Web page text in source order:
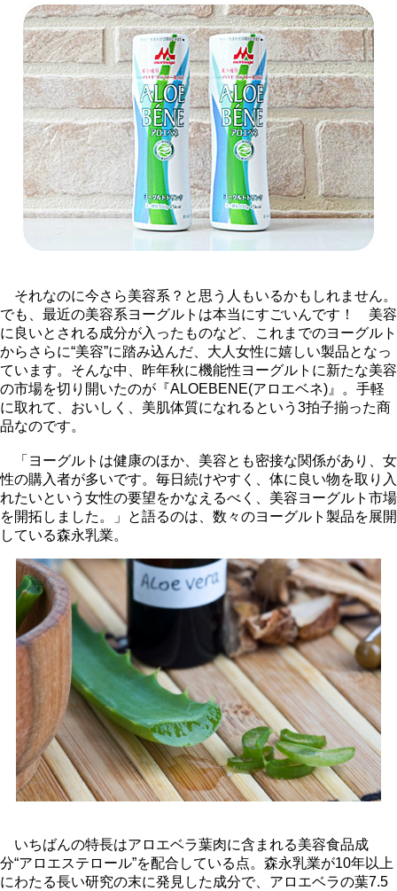
それなのに今さら美容系？と思う人もいるかもしれません。
でも、最近の美容系ヨーグルトは本当にすごいんです！ 美容
に良いとされる成分が入ったものなど、これまでのヨーグルト
からさらに“美容”に踏み込んだ、大人女性に嬉しい製品となっ
ています。そんな中、昨年秋に機能性ヨーグルトに新たな美容
の市場を切り開いたのが『ALOEBENE(アロエベネ)』。手軽
に取れて、おいしく、美肌体質になれるという3拍子揃った商
品なのです。
「ヨーグルトは健康のほか、美容とも密接な関係があり、女
性の購入者が多いです。毎日続けやすく、体に良い物を取り入
れたいという女性の要望をかなえるべく、美容ヨーグルト市場
を開拓しました。」と語るのは、数々のヨーグルト製品を展開
している森永乳業。
いちばんの特長はアロエベラ葉肉に含まれる美容食品成
分“アロエステロール”を配合している点。森永乳業が10年以上
にわたる長い研究の末に発見した成分で、アロエベラの葉7.5